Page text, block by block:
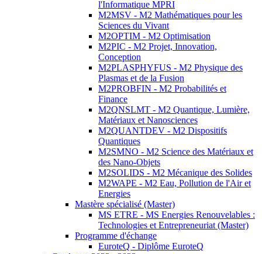
l'Informatique MPRI
M2MSV - M2 Mathématiques pour les
Sciences du Vivant
M2OPTIM - M2 Optimisation
M2PIC - M2 Projet, Innovation,
Conception
M2PLASPHYFUS - M2 Physique des
Plasmas et de la Fusion
M2PROBFIN - M2 Probabilités et
Finance
M2QNSLMT - M2 Quantique, Lumière,
Matériaux et Nanosciences
M2QUANTDEV - M2 Dispositifs
Quantiques
M2SMNO - M2 Science des Matériaux et
des Nano-Objets
M2SOLIDS - M2 Mécanique des Solides
M2WAPE - M2 Eau, Pollution de l'Air et
Energies
Mastère spécialisé (Master)
MS ETRE - MS Energies Renouvelables :
Technologies et Entrepreneuriat (Master)
Programme d'échange
EuroteQ - Diplôme EuroteQ